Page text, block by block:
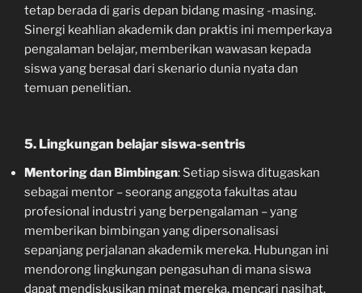
tetap berada di garis depan bidang masing -masing.
Sinergi keahlian akademik dan praktis ini memperkaya
pengalaman belajar, memberikan wawasan kepada
siswa yang berasal dari skenario dunia nyata dan
temuan penelitian.
5. Lingkungan belajar siswa-sentris
Mentoring dan Bimbingan: Setiap siswa ditugaskan
sebagai mentor – seorang anggota fakultas atau
profesional industri yang berpengalaman – yang
memberikan bimbingan yang dipersonalisasi
sepanjang perjalanan akademik mereka. Hubungan ini
mendorong lingkungan pengasuhan di mana siswa
dapat mendiskusikan minat mereka, mencari nasihat,